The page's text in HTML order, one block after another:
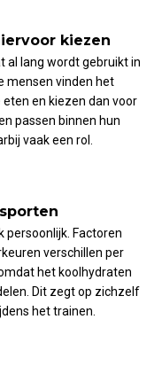
kiezen
al lang wordt gebruikt in
mensen vinden het
en kiezen dan voor
passen binnen hun
vaak een rol.
persoonlijk. Factoren
verschillen per
het koolhydraten
Dit zegt op zichzelf
het trainen.